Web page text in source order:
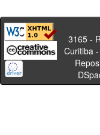
Av.
3165 -